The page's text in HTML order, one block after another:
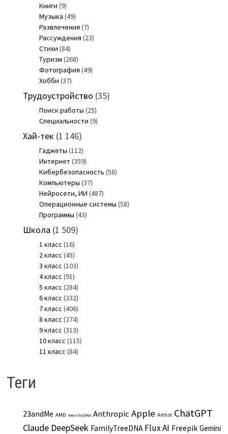
Книги (9)
Музыка (49)
Развлечения (7)
Рассуждения (23)
Стихи (84)
Туризм (268)
Фотография (49)
Хобби (37)
Трудоустройство (35)
Поиск работы (25)
Специальности (9)
Хай-тек (1 146)
Гаджеты (112)
Интернет(359)
Кибербезопасность (58)
Компьютеры (37)
Нейросети, ИИ (487)
Операционные системы (58)
Программы (43)
Школа (1 509)
1 класс (16)
2 класс (45)
3 класс (103)
4 класс (91)
5 класс (284)
6 класс (332)
7 класс (406)
8 класс (274)
9 класс (313)
10 класс (115)
11 класс (84)
Теги
23andMe AMD AncestryDNA Anthropic Apple Artlist ChatGPT
Claude DeepSeek FamilyTreeDNA Flux AI Freepik Gemini